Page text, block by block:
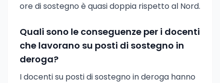
ore di sostegno è quasi doppia rispetto al Nord.
Quali sono le conseguenze per i docenti
che lavorano su posti di sostegno in
deroga?
I docenti su posti di sostegno in deroga hanno